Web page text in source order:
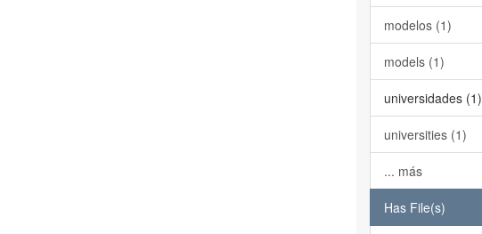
modelos (1)
models (1)
universidades (1)
universities (1)
... más
Has File(s)